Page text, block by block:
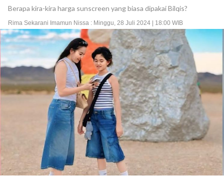
Berapa kira-kira harga sunscreen yang biasa dipakai Bilqis?
Rima Sekarani Imamun Nissa : Minggu, 28 Juli 2024 | 18:00 WIB